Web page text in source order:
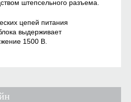
штепсельного разъема.
цепей питания
выдерживает
1500 В.